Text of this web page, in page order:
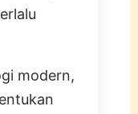
modern,